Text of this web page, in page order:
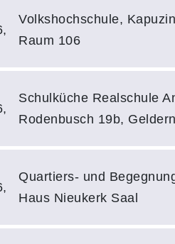
Volkshochschule,
Raum 106
Schulküche Realschule
Rodenbusch 19b, Geldern
Quartiers- und
Haus Nieukerk Saal